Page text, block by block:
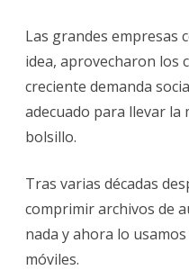
Las grandes empresas
idea, aprovecharon los
creciente demanda
adecuado para llevar la
bolsillo.
Tras varias décadas
comprimir archivos de
nada y ahora lo
móviles.